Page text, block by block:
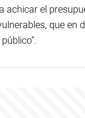
achicar el
que en